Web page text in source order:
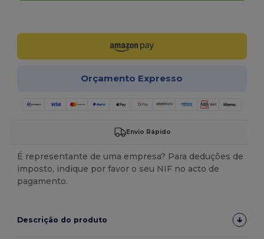
Orçamento Expresso
Envio Rápido
É representante de uma empresa? Para deduções de
imposto, indique por favor o seu NIF no acto de
pagamento.
Descrição do produto